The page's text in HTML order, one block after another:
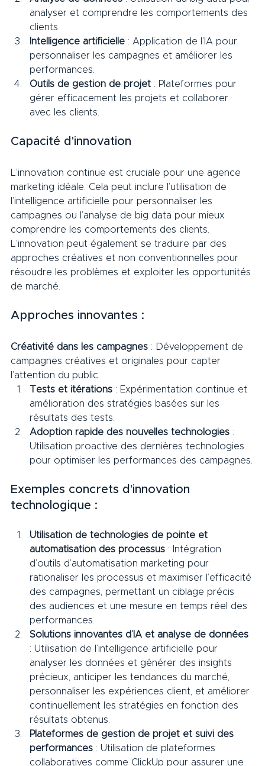
analyser et comprendre les comportements des
clients.
Intelligence artificielle : Application de l’IA pour
personnaliser les campagnes et améliorer les
performances.
Outils de gestion de projet : Plateformes pour
gérer efficacement les projets et collaborer
avec les clients.
Capacité d'innovation
L’innovation continue est cruciale pour une agence
marketing idéale. Cela peut inclure l’utilisation de
l’intelligence artificielle pour personnaliser les
campagnes ou l’analyse de big data pour mieux
comprendre les comportements des clients.
L’innovation peut également se traduire par des
approches créatives et non conventionnelles pour
résoudre les problèmes et exploiter les opportunités
de marché.
Approches innovantes :
Créativité dans les campagnes : Développement de
campagnes créatives et originales pour capter
l’attention du public.
Tests et itérations : Expérimentation continue et
amélioration des stratégies basées sur les
résultats des tests.
Adoption rapide des nouvelles technologies :
Utilisation proactive des dernières technologies
pour optimiser les performances des campagnes.
Exemples concrets d'innovation
technologique :
Utilisation de technologies de pointe et
automatisation des processus : Intégration
d’outils d’automatisation marketing pour
rationaliser les processus et maximiser l’efficacité
des campagnes, permettant un ciblage précis
des audiences et une mesure en temps réel des
performances.
Solutions innovantes d’IA et analyse de données
: Utilisation de l’intelligence artificielle pour
analyser les données et générer des insights
précieux, anticiper les tendances du marché,
personnaliser les expériences client, et améliorer
continuellement les stratégies en fonction des
résultats obtenus.
Plateformes de gestion de projet et suivi des
performances : Utilisation de plateformes
collaboratives comme ClickUp pour assurer une